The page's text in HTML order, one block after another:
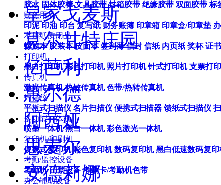
胶水 固体胶棒 文具胶带 封箱胶带 绝缘胶带 双面胶带 标
财务用品
印泥 印油 印台 复写纸 财务账簿 印章箱 印章盒/印章垫
本册纸质用品
螺旋本 胶装本 皮面本 签到薄 信封 信纸 内页纸 奖杯 证书
打印机
黑白打印机 彩色打印机 照片打印机 针式打印机 支票打
传真机
激光传真机 热敏传真机 色带/热转传真机
扫描仪
平板式扫描仪 名片扫描仪 便携式扫描器 馈纸式扫描仪
多功能一体机
喷墨一体机 黑白一体机 彩色激光一体机
复印机/印刷机
便携式复印机 彩色复印机 数码复印机 黑白低速数码复印
考勤/监控设备
考勤机 门禁设备 考勤卡/考勤机色带
办公辅助设备
皇家戈麦斯
莫尔甘特庄园
亿芭利
惠尔德
阿茜娅
思麦尔
安德莉娜